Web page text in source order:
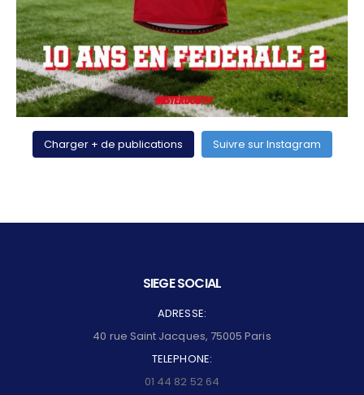
Charger + de publications Suivre sur Instagram
SIEGE SOCIAL
ADRESSE:
40 rue Saint Jacques, 75005 Paris
TELEPHONE:
01 44 82 52 64